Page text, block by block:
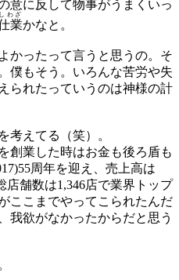
意に反して物事がうまくいっ
業
しわざ
かなと。
かったって言うと思うの。そ
僕もそう。いろんな苦労や失
られたっていうのは神様の計
えてる（笑）。
創業した時はお金も後ろ盾も
周年を迎え、売上高は
店舗数は1,346店で業界トップ
ここまでやってこられたんだ
我欲がなかったからだと思う